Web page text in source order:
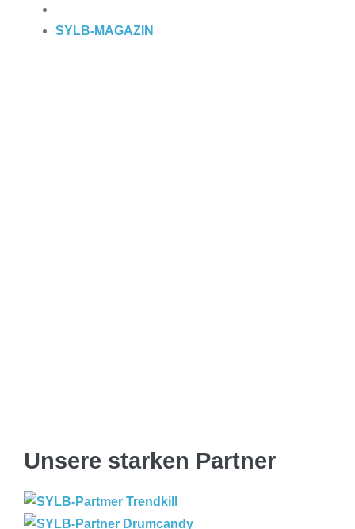
SYLB-MAGAZIN
Unsere starken Partner